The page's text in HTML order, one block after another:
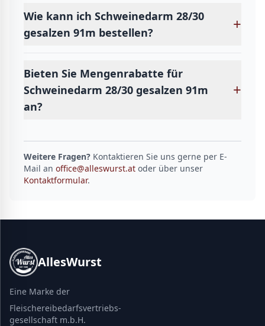
Wie kann ich Schweinedarm 28/30
gesalzen 91m bestellen?
+
Bieten Sie Mengenrabatte für
Schweinedarm 28/30 gesalzen 91m
an?
+
Weitere Fragen? Kontaktieren Sie uns gerne per E-
Mail an office@alleswurst.at oder über unser
Kontaktformular.
AllesWurst
Eine Marke der
Fleischereibedarfsvertriebs-
gesellschaft m.b.H.